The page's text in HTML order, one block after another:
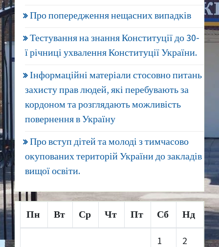
Про попередження нещасних випадків
Тестування на знання Конституції до 30-
ї річниці ухвалення Конституції України.
Інформаційні матеріали стосовно питань
захисту прав людей, які перебувають за
кордоном та розглядають можливість
повернення в Україну
Про вступ дітей та молоді з тимчасово
окупованих територій України до закладів
вищої освіти.
Пн Вт Ср Чт Пт Сб Нд
1 2